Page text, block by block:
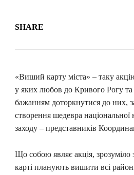
SHARE
«Виший карту міста» – таку
у яких любов до Кривого Рогу та
бажанням доторкнутися до них,
створення шедевра
заходу – представників
Що собою являє акція, зрозуміло
карті планують вишити всі